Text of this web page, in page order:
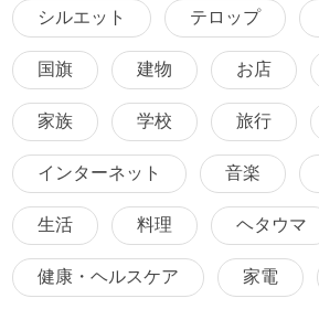
シルエット テロップ
国旗 建物 お店
家族 学校 旅行
インターネット 音楽
生活 料理 ヘタウマ
健康・ヘルスケア 家電